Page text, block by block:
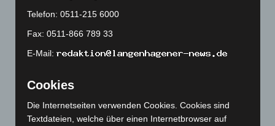
Juli 2024 (89)
Juni 2024 (107)
April 2024(102)
Telefon: 0511-215 6000
Fax: 0511-866 789 33
E-Mail:
Cookies
Die Internetseiten verwenden Cookies. Cookies sind
Textdateien, welche über einen Internetbrowser auf